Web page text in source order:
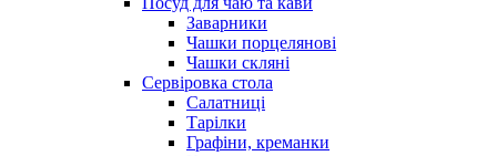
Заварники
Чашки порцелянові
Чашки скляні
Сервіровка стола
Салатниці
Тарілки
Графіни, креманки